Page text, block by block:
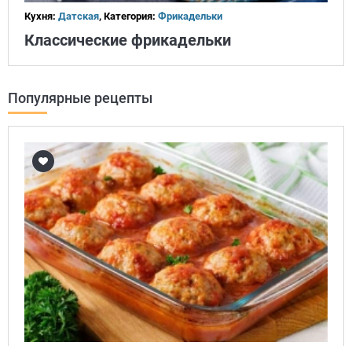
Кухня: Датская, Категория: Фрикадельки
Классические фрикадельки
Популярные рецепты